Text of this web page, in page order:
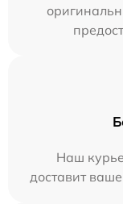
Наш
доставит